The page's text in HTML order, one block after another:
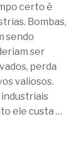
certo é
Bombas,
sendo
ser
perda
valiosos.
ele custa …